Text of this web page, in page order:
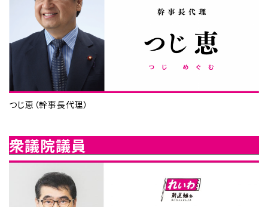
つじ恵（幹事長代理）
衆議院議員